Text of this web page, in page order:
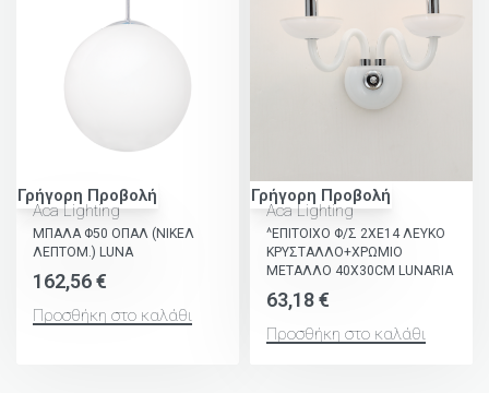
Γρήγορη Προβολή
Aca Lighting
ΜΠΑΛΑ Φ50 ΟΠΑΛ (ΝΙΚΕΛ
ΛΕΠΤΟΜ.) LUNA
162,56€
Προσθήκη στο καλάθι
Γρήγορη Προβολή
Aca Lighting
^ΕΠΙΤΟΙΧΟ Φ/Σ 2ΧΕ14 ΛΕΥΚΟ
ΚΡΥΣΤΑΛΛΟ+ΧΡΩΜΙΟ
ΜΕΤΑΛΛΟ 40X30CM LUNARIA
63,18€
Προσθήκη στο καλάθι